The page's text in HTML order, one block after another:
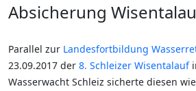
Absicherung
Parallel zur Landesfortbildung
23.09.2017 der 8. Schleizer Wisentalauf
Wasserwacht Schleiz sicherte diesen